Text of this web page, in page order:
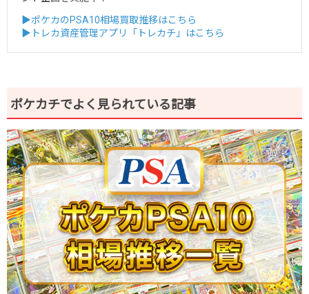
▶ポケカのPSA10相場買取推移はこちら
▶トレカ資産管理アプリ「トレカチ」はこちら
ポケカチでよく見られている記事